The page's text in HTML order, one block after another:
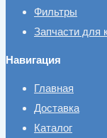
Фильтры
Запчасти для
Навигация
Главная
Доставка
Каталог